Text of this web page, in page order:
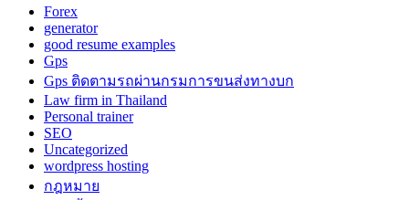
Forex
generator
good resume examples
Gps
Gps ติดตามรถผ่านกรมการขนส่งทางบก
Law firm in Thailand
Personal trainer
SEO
Uncategorized
wordpress hosting
กฎหมาย